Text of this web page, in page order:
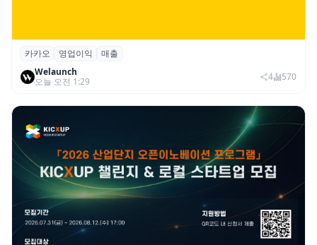
카카오, 2026년 2분기 매출 2조985억·영업
이익 2770억…역대 분기 최대
카카오 영업이익
매출
Welaunch
오늘 오전 1:29
4 570